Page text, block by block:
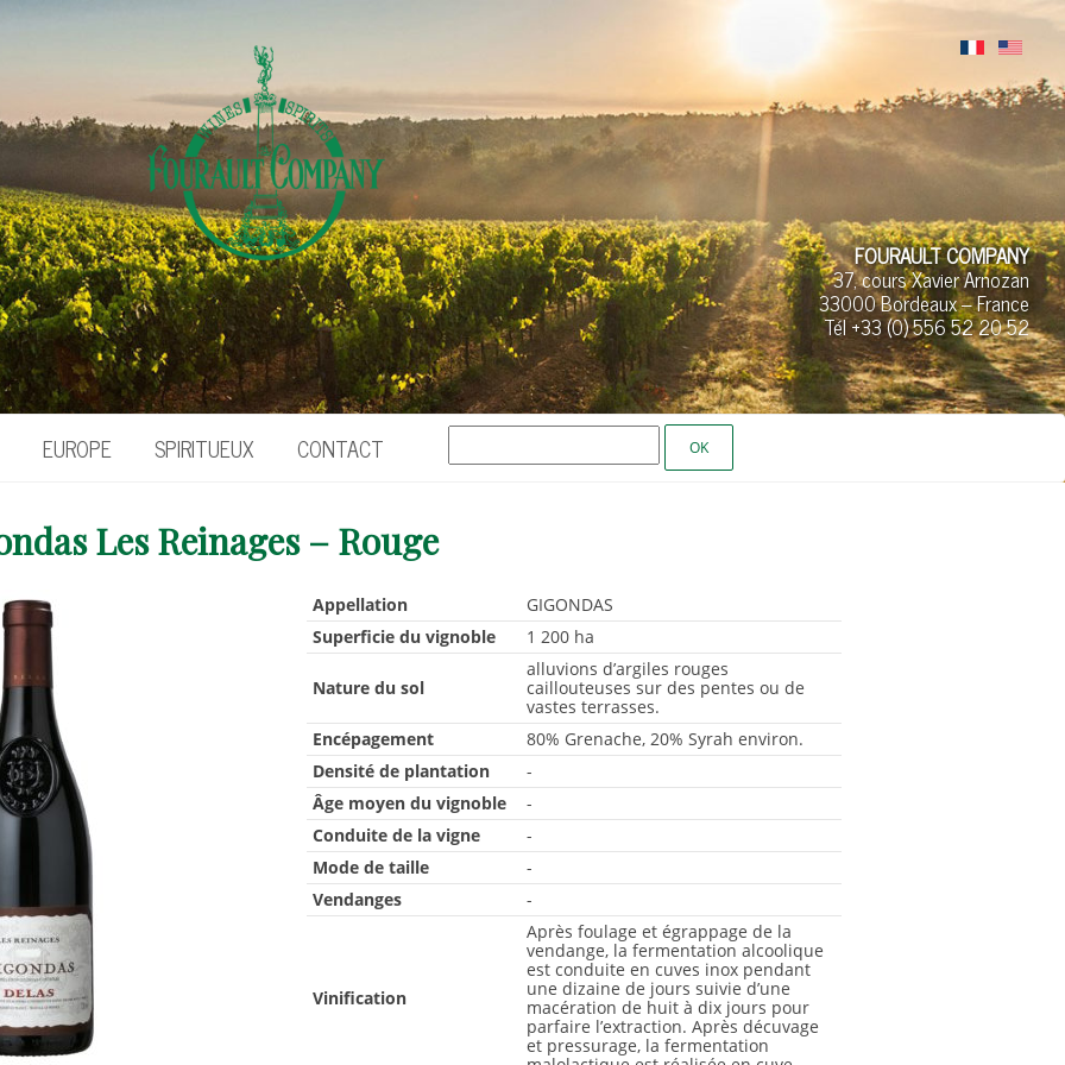
FOURAULT COMPANY
37, cours Xavier Arnozan
33000 Bordeaux – France
Tél +33 (0)556 5220 52
EUROPE SPIRITUEUX CONTACT
Les Reinages – Rouge
Appellation
GIGONDAS
Superficie du vignoble
1 200 ha
Nature du sol
alluvions d’argiles rouges
caillouteuses sur des pentes ou de
vastes terrasses.
Encépagement
80% Grenache, 20% Syrah environ.
Densité de plantation
-
Âge moyen du vignoble
-
Conduite de la vigne
-
Mode de taille
-
Vendanges
-
Vinification
Après foulage et égrappage de la
vendange, la fermentation alcoolique
est conduite en cuves inox pendant
une dizaine de jours suivie d’une
macération de huit à dix jours pour
parfaire l’extraction. Après décuvage
et pressurage, la fermentation